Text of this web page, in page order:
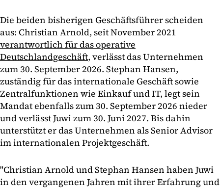
Die beiden bisherigen Geschäftsführer scheiden
aus: Christian Arnold, seit November 2021
verantwortlich für das operative
Deutschlandgeschäft, verlässt das Unternehmen
zum 30. September 2026. Stephan Hansen,
zuständig für das internationale Geschäft sowie
Zentralfunktionen wie Einkauf und IT, legt sein
Mandat ebenfalls zum 30. September 2026 nieder
und verlässt Juwi zum 30. Juni 2027. Bis dahin
unterstützt er das Unternehmen als Senior Advisor
im internationalen Projektgeschäft.
"Christian Arnold und Stephan Hansen haben Juwi
in den vergangenen Jahren mit ihrer Erfahrung und